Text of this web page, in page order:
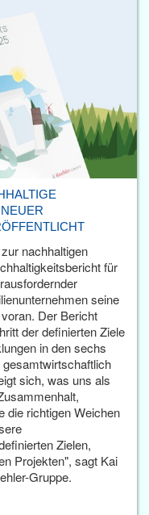
nachhaltigen
für
seine
Der Bericht
der definierten Ziele
in den sechs
sich, was uns als
die richtigen Weichen
Zielen,
Projekten", sagt Kai
Gruppe.